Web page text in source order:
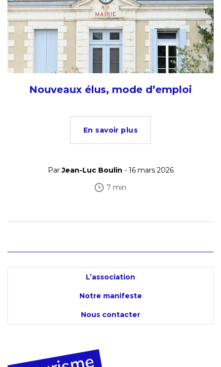
Nouveaux élus, mode d’emploi
En savoir plus
ParJean-Luc Boulin - 16 mars 2026
7 min
L’association
Notre manifeste
Nous contacter